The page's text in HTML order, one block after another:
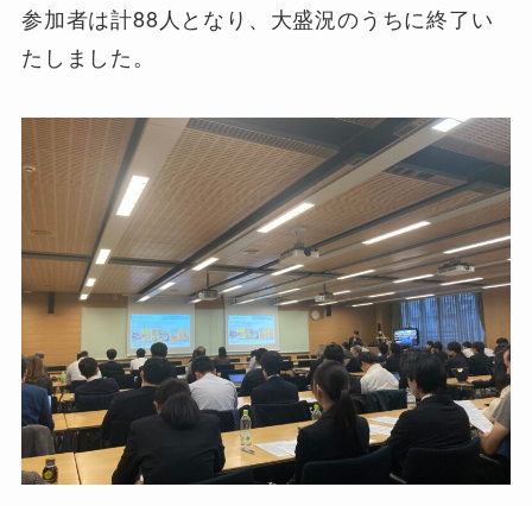
参加者は計88人となり、大盛況のうちに終了い
たしました。